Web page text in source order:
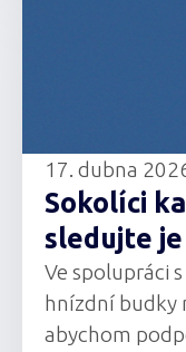
17. dubna
Sokolíci
sledujte je
Ve spolupráci
hnízdní budky
abychom